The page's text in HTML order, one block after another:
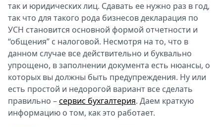
Выставки
Пресс-
релизы
О
Metro
Стримы
Спецпроекты
Звезды
Выборы
так и юридических лиц. Сдавать ее нужно раз в год,
так что для такого рода бизнесов декларация по
УСН становится основной формой отчетности и
“общения” с налоговой. Несмотря на то, что в
данном случае все действительно и буквально
упрощено, в заполнении документа есть нюансы, о
которых вы должны быть предупреждения. Ну или
есть простой и недорогой вариант все сделать
правильно –сервис бухгалтерия. Даем краткую
информацию о том, как это работает.